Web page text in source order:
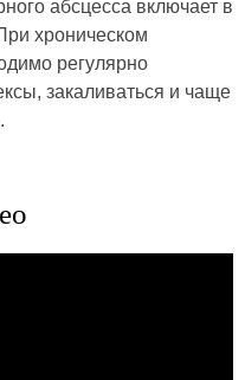
абсцесса включает в
хроническом
регулярно
закаливаться и чаще